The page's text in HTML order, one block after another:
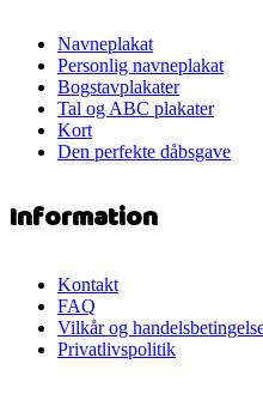
Navneplakat
Personlig navneplakat
Bogstavplakater
Tal og ABC plakater
Kort
Den perfekte dåbsgave
Information
Kontakt
FAQ
Vilkår og
Privatlivspolitik